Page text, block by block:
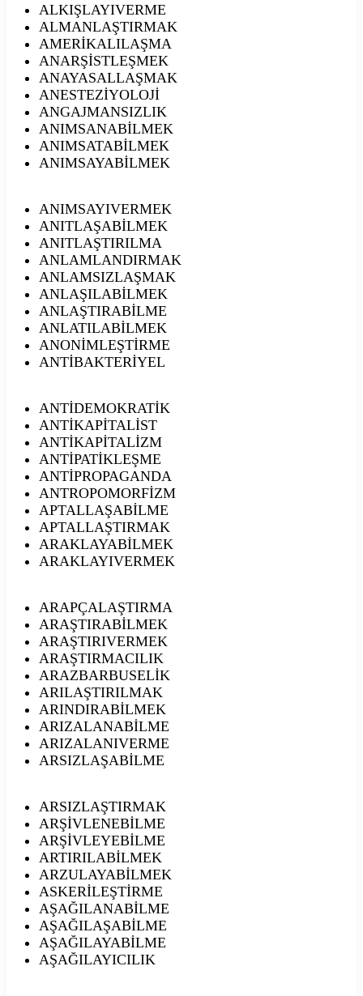
ALKIŞLAYIVERME
ALMANLAŞTIRMAK
AMERİKALILAŞMA
ANARŞİSTLEŞMEK
ANAYASALLAŞMAK
ANESTEZİYOLOJİ
ANGAJMANSIZLIK
ANIMSANABİLMEK
ANIMSATABİLMEK
ANIMSAYABİLMEK
ANIMSAYIVERMEK
ANITLAŞABİLMEK
ANITLAŞTIRILMA
ANLAMLANDIRMAK
ANLAMSIZLAŞMAK
ANLAŞILABİLMEK
ANLAŞTIRABİLME
ANLATILABİLMEK
ANONİMLEŞTİRME
ANTİBAKTERİYEL
ANTİDEMOKRATİK
ANTİKAPİTALİST
ANTİKAPİTALİZM
ANTİPATİKLEŞME
ANTİPROPAGANDA
ANTROPOMORFİZM
APTALLAŞABİLME
APTALLAŞTIRMAK
ARAKLAYABİLMEK
ARAKLAYIVERMEK
ARAPÇALAŞTIRMA
ARAŞTIRABİLMEK
ARAŞTIRIVERMEK
ARAŞTIRMACILIK
ARAZBARBUSELİK
ARILAŞTIRILMAK
ARINDIRABİLMEK
ARIZALANABİLME
ARIZALANIVERME
ARSIZLAŞABİLME
ARSIZLAŞTIRMAK
ARŞİVLENEBİLME
ARŞİVLEYEBİLME
ARTIRILABİLMEK
ARZULAYABİLMEK
ASKERİLEŞTİRME
AŞAĞILANABİLME
AŞAĞILAŞABİLME
AŞAĞILAYABİLME
AŞAĞILAYICILIK